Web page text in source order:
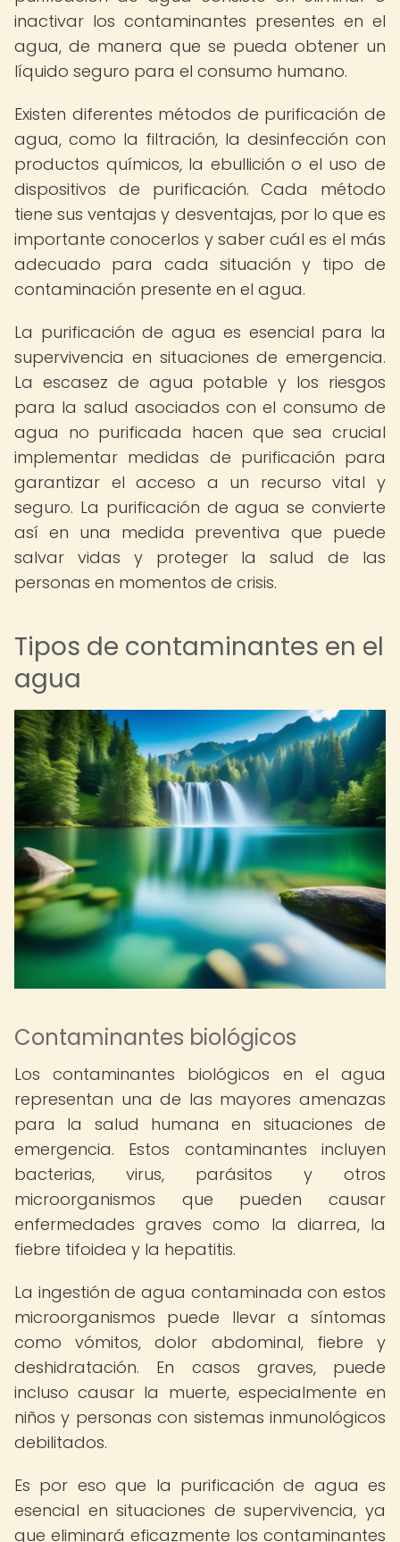
inactivar los contaminantes presentes en el
agua, de manera que se pueda obtener un
líquido seguro para el consumo humano.
Existen diferentes métodos de purificación de
agua, como la filtración, la desinfección con
productos químicos, la ebullición o el uso de
dispositivos de purificación. Cada método
tiene sus ventajas y desventajas, por lo que es
importante conocerlos y saber cuál es el más
adecuado para cada situación y tipo de
contaminación presente en el agua.
La purificación de agua es esencial para la
supervivencia en situaciones de emergencia.
La escasez de agua potable y los riesgos
para la salud asociados con el consumo de
agua no purificada hacen que sea crucial
implementar medidas de purificación para
garantizar el acceso a un recurso vital y
seguro. La purificación de agua se convierte
así en una medida preventiva que puede
salvar vidas y proteger la salud de las
personas en momentos de crisis.
Tipos de contaminantes en el
agua
Contaminantes biológicos
Los contaminantes biológicos en el agua
representan una de las mayores amenazas
para la salud humana en situaciones de
emergencia. Estos contaminantes incluyen
bacterias, virus, parásitos y otros
microorganismos que pueden causar
enfermedades graves como la diarrea, la
fiebre tifoidea y la hepatitis.
La ingestión de agua contaminada con estos
microorganismos puede llevar a síntomas
como vómitos, dolor abdominal, fiebre y
deshidratación. En casos graves, puede
incluso causar la muerte, especialmente en
niños y personas con sistemas inmunológicos
debilitados.
Es por eso que la purificación de agua es
esencial en situaciones de supervivencia, ya
que eliminará eficazmente los contaminantes